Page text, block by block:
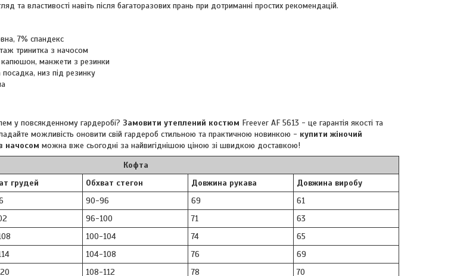
та властивості навіть після багаторазових прань при дотриманні простих рекомендацій.
7% спандекс
тринитка з начосом
капюшон, манжети з резинки
посадка, низ під резинку
у повсякденному гардеробі? Замовити утеплений костюм Freever AF 5613 - це гарантія якості та
можливість оновити свій гардероб стильною та практичною новинкою - купити жіночий
начосом можна вже сьогодні за найвигіднішою ціною зі швидкою доставкою!
Кофта
грудей Обхват стегон Довжина рукава
Довжина виробу
90-96 69
61
96-100 71
63
100-104 74
65
104-108 76
69
108-112 78
70